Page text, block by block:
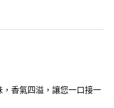
香氣四溢，讓您一口接一